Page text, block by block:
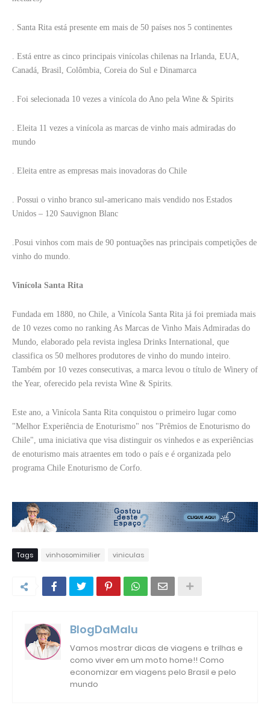
. Santa Rita está presente em mais de 50 países nos 5 continentes
. Está entre as cinco principais vinícolas chilenas na Irlanda, EUA,
Canadá, Brasil, Colômbia, Coreia do Sul e Dinamarca
. Foi selecionada 10 vezes a vinícola do Ano pela Wine & Spirits
. Eleita 11 vezes a vinícola as marcas de vinho mais admiradas do
mundo
. Eleita entre as empresas mais inovadoras do Chile
. Possui o vinho branco sul-americano mais vendido nos Estados
Unidos – 120 Sauvignon Blanc
.Posui vinhos com mais de 90 pontuações nas principais competições de
vinho do mundo.
Vinícola Santa Rita
Fundada em 1880, no Chile, a Vinícola Santa Rita já foi premiada mais
de 10 vezes como no ranking As Marcas de Vinho Mais Admiradas do
Mundo, elaborado pela revista inglesa Drinks International, que
classifica os 50 melhores produtores de vinho do mundo inteiro.
Também por 10 vezes consecutivas, a marca levou o título de Winery of
the Year, oferecido pela revista Wine & Spirits.
Este ano, a Vinícola Santa Rita conquistou o primeiro lugar como
"Melhor Experiência de Enoturismo" nos "Prêmios de Enoturismo do
Chile", uma iniciativa que visa distinguir os vinhedos e as experiências
de enoturismo mais atraentes em todo o país e é organizada pelo
programa Chile Enoturismo de Corfo.
Tags vinhosomimilier viniculas
BlogDaMalu
Vamos mostrar dicas de viagens e trilhas e
como viver em um moto home!! Como
economizar em viagens pelo Brasil e pelo
mundo